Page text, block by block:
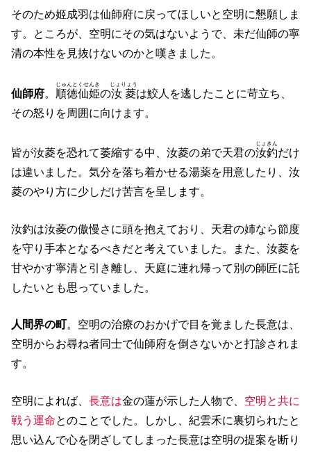
そのため姬成羽は仙師府に戻ってほしいと空明に懇願しま
す。ところが、空明にその気はないようで、未だ仙師の寧
清の本性を見抜けないのかと嘆きました。
仙師府。 順徳仙姫
じゅんとくせんき
の汝菱
じょりょう
は鮫人を逃したことに苛立ち、
その怒りを周囲に向けます。
皆が汝菱を恐れて萎縮する中、汝菱の弟で天君の汝釣
じょきん
だけ
は違いました。気分を落ち着かせる湯薬を用意したり、汝
菱のやり方に少しだけ苦言を呈します。
汝釣は汝菱の傲慢さに頭を抱えており、天君の姉なら節度
を守り手本となるべきだと考えていました。また、汝菱を
甘やかす寧清と引き離し、天庭に連れ帰って別の師匠に託
したいとも思っていました。
人間界の町。空明の治療のおかげで目を覚ました長意は、
空明からお尋ね者同士で仙師府を倒さないかと打診されま
す。
空明によれば、 長意は金の蓮が示した人物で、 空明と共に
戦う運命とのことでした。しかし、紀雲禾に裏切られたと
思い込んで心を閉ざしてしまった長意は空明の提案を断り